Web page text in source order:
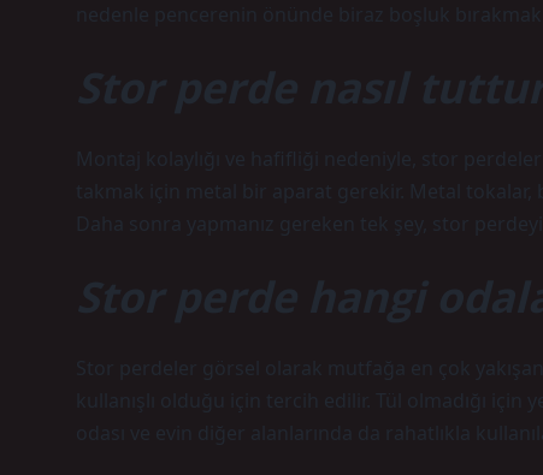
nedenle pencerenin önünde biraz boşluk bırakmak
Stor perde nasıl
Montaj kolaylığı ve hafifliği nedeniyle, stor
takmak için metal bir aparat gerekir. Metal
Daha sonra yapmanız gereken tek şey, stor
Stor perde hangi
Stor perdeler görsel olarak mutfağa en çok
kullanışlı olduğu için tercih edilir. Tül olmadığı
odası ve evin diğer alanlarında da rahatlıkla